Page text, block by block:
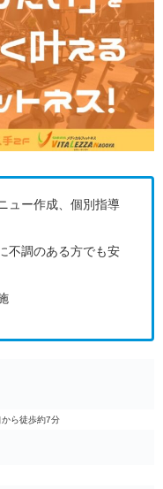
ュー作成、個別指導
不調のある方でも安
ら徒歩約7分